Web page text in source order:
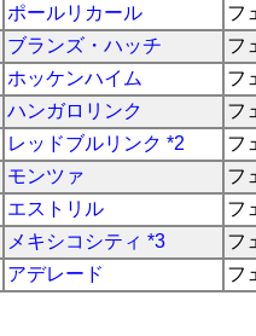
ポールリカール
フ
ブランズ・ハッチ
フ
ホッケンハイム
フ
ハンガロリンク
フ
レッドブルリンク *2
フ
モンツァ
フ
エストリル
フ
メキシコシティ *3
フ
アデレード フ